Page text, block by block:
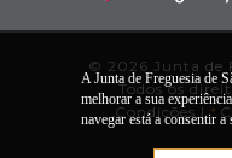
© 2026 Junta de
Todos os
Condições |*
A Junta de Freguesia de
melhorar a sua
navegar está a consentir